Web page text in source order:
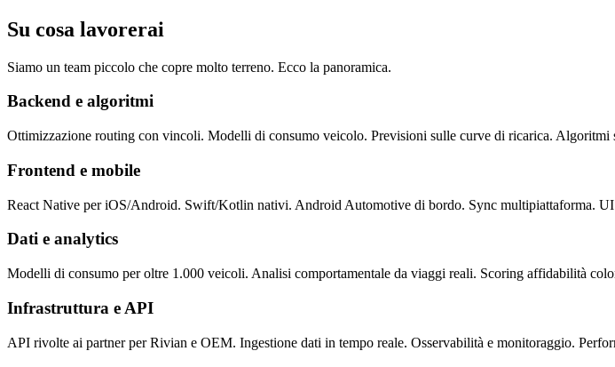
Su cosa lavorerai
Siamo un team piccolo che copre molto terreno. Ecco la panoramica.
Backend e algoritmi
Ottimizzazione routing con vincoli. Modelli di consumo veicolo. Previsioni sulle curve di ricarica.
Frontend e mobile
React Native per iOS/Android. Swift/Kotlin nativi. Android Automotive di bordo. Sync multipiattaforma. UI
Dati e analytics
Modelli di consumo per oltre 1.000 veicoli. Analisi comportamentale da viaggi reali. Scoring affidabilità
Infrastruttura e API
API rivolte ai partner per Rivian e OEM. Ingestione dati in tempo reale. Osservabilità e monitoraggio.